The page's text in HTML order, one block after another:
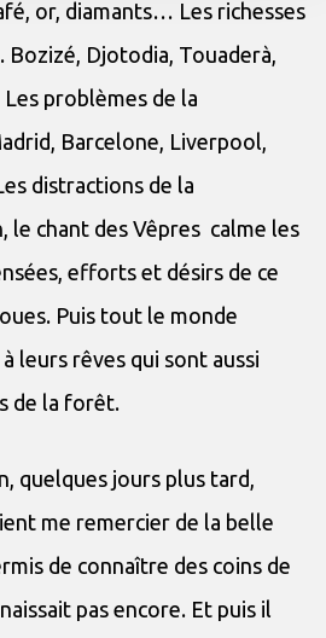
or, diamants… Les richesses
Bozizé, Djotodia, Touaderà,
problèmes de la
Barcelone, Liverpool,
distractions de la
le chant des Vêpres calme les
efforts et désirs de ce
Puis tout le monde
leurs rêves qui sont aussi
de la forêt.
quelques jours plus tard,
me remercier de la belle
de connaître des coins de
pas encore. Et puis il